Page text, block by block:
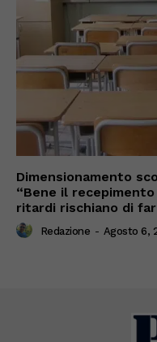
Dimensionamento
“Bene il
ritardi rischiano di
Redazione - Agosto 6,